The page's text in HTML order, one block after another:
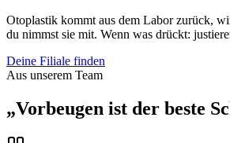
Otoplastik kommt aus dem Labor zurück,
du nimmst sie mit. Wenn was drückt:
Deine Filiale finden
Aus unserem Team
„Vorbeugen ist der beste